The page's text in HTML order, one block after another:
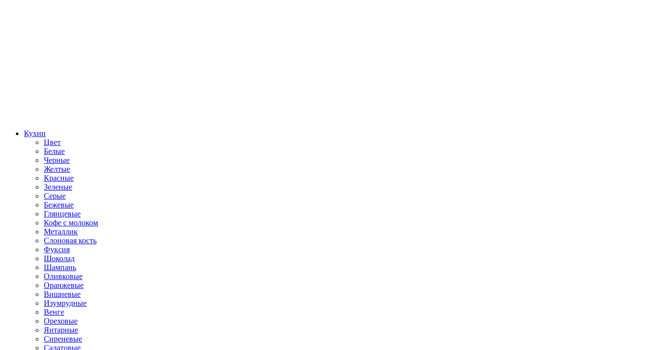
Кухни
Цвет
Белые
Черные
Желтые
Красные
Зеленые
Серые
Бежевые
Глянцевые
Кофе с молоком
Металлик
Слоновая кость
Фуксия
Шоколад
Шампань
Оливковые
Оранжевые
Вишневые
Изумрудные
Венге
Ореховые
Янтарные
Сиреневые
Салатовые